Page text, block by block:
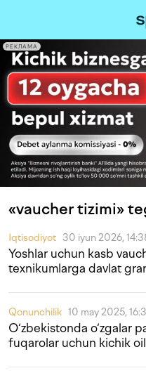
РЕКЛАМА
«vaucher tizimi»
Iqtisodiyot 30 iyun 2026,
Yoshlar uchun kasb
texnikumlarga davlat
Qonunchilik 10 may 2025,
O‘zbekistonda o‘zgalar
fuqarolar uchun kichik